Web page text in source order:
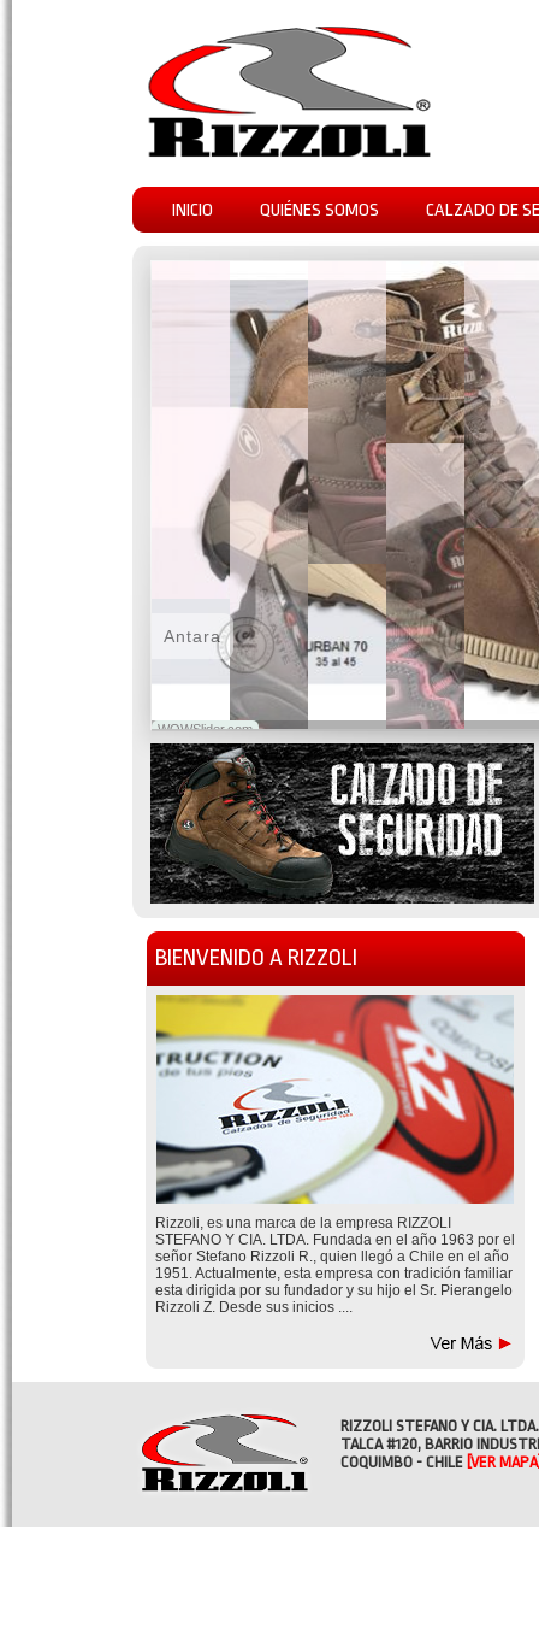
INICIO QUIÉNES SOMOS CALZADO DE
WOWSlider.com
Antara
BIENVENIDO A RIZZOLI
Rizzoli, es una marca de la empresa RIZZOLI
STEFANO Y CIA. LTDA. Fundada en el año 1963 por el
señor Stefano Rizzoli R., quien llegó a Chile en el año
1951. Actualmente, esta empresa con tradición familiar
esta dirigida por su fundador y su hijo el Sr. Pierangelo
Rizzoli Z. Desde sus inicios ....
RIZZOLI STEFANO Y CIA. LTDA.
TALCA #120, BARRIO
COQUIMBO - CHILE [VER